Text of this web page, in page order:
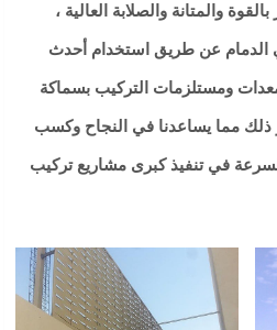
والمتانة والصلابة العالية ،
الدمام عن طريق استخدام أحدث
ومستلزمات التركيب بسماكة
ذلك مما يساعدنا في النجاح وكسب
في تنفيذ كبرى مشاريع تركيب